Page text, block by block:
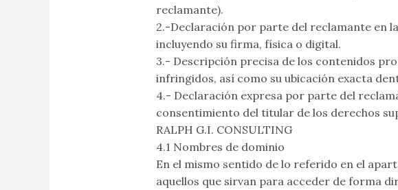
reclamante).
2.-Declaración por parte del reclamante en
incluyendo su firma, física o digital.
3.- Descripción precisa de los contenidos
infringidos, así como su ubicación exacta
4.- Declaración expresa por parte del
consentimiento del titular de los derechos
RALPH G.I. CONSULTING
4.1 Nombres de dominio
En el mismo sentido de lo referido en el
aquellos que sirvan para acceder de forma